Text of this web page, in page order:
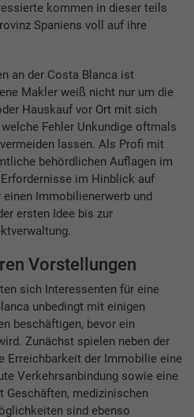
kommen in dieser teils
Spaniens voll auf ihre
an der Costa Blanca ist
Makler weiß nicht nur um die
Hauskauf vor Ort mit sich
Fehler Unkundige oftmals
lassen. Als Profi mit
behördlichen Auflagen im
im Hinblick auf
Immobilienerwerb und
ersten Idee bis zur
Vorstellungen
sich Interessenten für eine
unbedingt mit einigen
beschäftigen, bevor ein
Zunächst spielen neben der
Erreichbarkeit der Immobilie eine
Verkehrsanbindung sowie eine
medizinischen
sind ebenso